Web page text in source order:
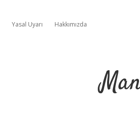
Yasal Uyarı Hakkımızda